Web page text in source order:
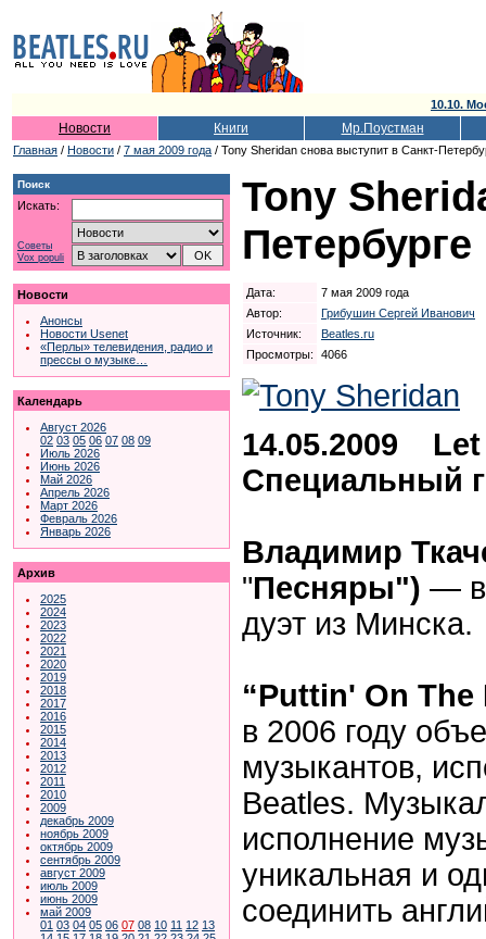
10.10.
Новости Книги Мр.Поустман
Главная / Новости / 7 мая 2009 года / Tony Sheridan снова выступит в Санкт-
Поиск
Искать:
Советы
Vox populi
Новости
Анонсы
Новости Usenet
«Перлы» телевидения, радио и
прессы о музыке…
Календарь
Август 2026
02 03 05 06 07 08 09
Июль 2026
Июнь 2026
Май 2026
Апрель 2026
Март 2026
Февраль 2026
Январь 2026
Архив
2025
2024
2023
2022
2021
2020
2019
2018
2017
2016
2015
2014
2013
2012
2011
2010
2009
декабрь 2009
ноябрь 2009
октябрь 2009
сентябрь 2009
август 2009
июль 2009
июнь 2009
май 2009
01 03 04 05 06 07 08 10 11 12 13
Tony
Петербурге
Дата:
7 мая 2009 года
Автор:
Грибушин Сергей Иванович
Источник:
Beatles.ru
Просмотры:
4066
14.05.2009 Let
Специальный
Владимир
"Песняры") —
дуэт из Минска.
“Puttin' On The
в 2006 году
музыкантов,
Beatles.
исполнение
уникальная и
соединить